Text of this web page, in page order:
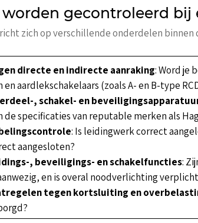
gecontroleerd bij
richt zich op verschillende onderdelen
directe en indirecte aanraking: Word je
aardlekschakelaars (zoals A- en B-type
, schakel- en
specificaties van reputable merken als
: Is leidingwerk correct
aangesloten?
, beveiligings- en schakelfuncties:
en is overal noodverlichting
tegen kortsluiting en